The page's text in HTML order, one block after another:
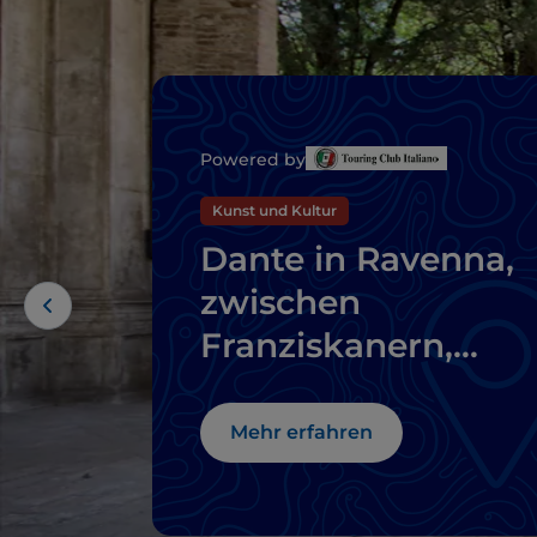
Powered by
Kunst und Kultur
Dante in Ravenna,
zwischen
Franziskanern,
Mosaiken und
Schirmkiefern
Mehr erfahren